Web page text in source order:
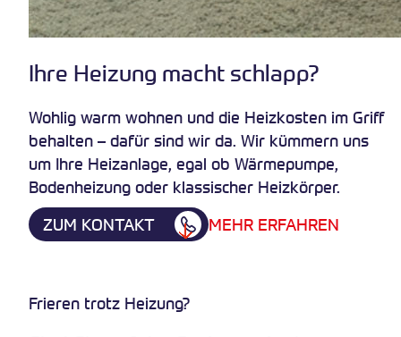
Ihre Heizung macht schlapp?
Wohlig warm wohnen und die Heizkosten im Griff
behalten – dafür sind wir da. Wir kümmern uns
um Ihre Heizanlage, egal ob Wärmepumpe,
Bodenheizung oder klassischer Heizkörper.
ZUM KONTAKT
MEHR ERFAHREN
Frieren trotz Heizung?